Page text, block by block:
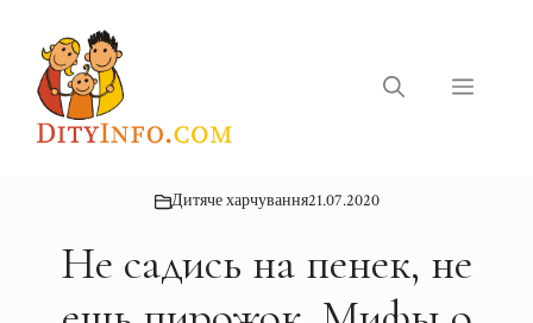
вмісту
Меню
Дитяче харчування21.07.2020
Не садись на пенек, не